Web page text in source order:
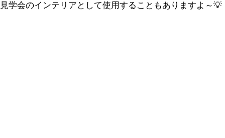
見学会のインテリアとして使用することもありますよ～💡